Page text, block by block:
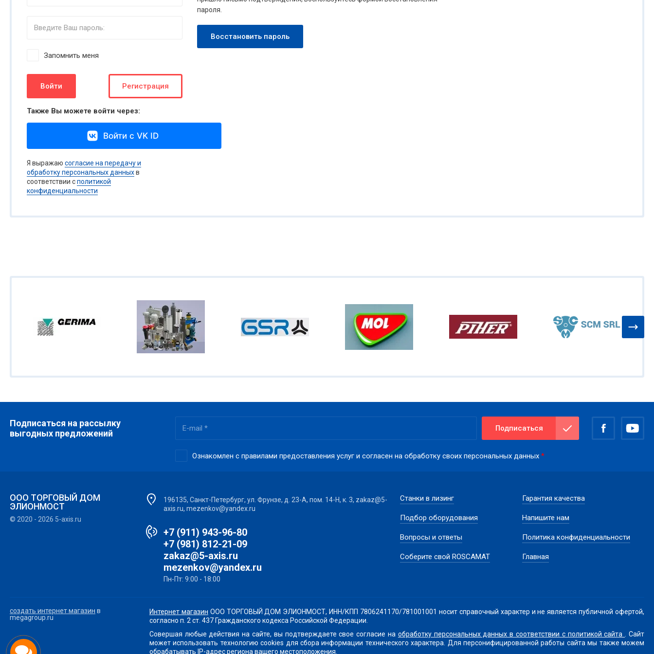
Запомнить меня
Войти Регистрация
пароля.
Восстановить пароль
Также Вы можете войти через:
Войти с VK ID
Я выражаю согласие на передачу и
обработку персональных данныхв
соответствии сполитикой
конфиденциальности
Подписаться на рассылку
выгодных предложений
Ознакомлен с правилами предоставления услуг и согласен на обработку своих персональных данных*
Подписаться
ООО ТОРГОВЫЙ ДОМ
ЭЛИОНМОСТ
© 2020 - 2026 5-axis.ru
196135, Санкт-Петербург, ул. Фрунзе, д. 23-А, пом. 14-Н, к. 3, zakaz@5-
axis.ru, mezenkov@yandex.ru
+7 (911) 943-96-80
+7 (981) 812-21-09
zakaz@5-axis.ru
mezenkov@yandex.ru
Пн-Пт: 9:00 - 18:00
Станки в лизинг Гарантия качества
Подбор оборудования Напишите нам
Вопросы и ответы Политика конфиденциальности
Соберите свой ROSCAMAT Главная
создать интернет магазин в
megagroup.ru
Интернет магазин ООО ТОРГОВЫЙ ДОМ ЭЛИОНМОСТ, ИНН/КПП 7806241170/781001001 носит справочный характер и не является публичной офертой,
согласно п. 2 ст. 437 Гражданского кодекса Российской Федерации.
Совершая любые действия на сайте, вы подтверждаете свое согласие на обработку персональных данных в соответствии с политикой сайта
. Сайт
может использовать технологию cookies для сбора информации технического характера. Для персонифицированной работы сайта мы также можем
обрабатывать IP-адрес региона вашего местоположения.